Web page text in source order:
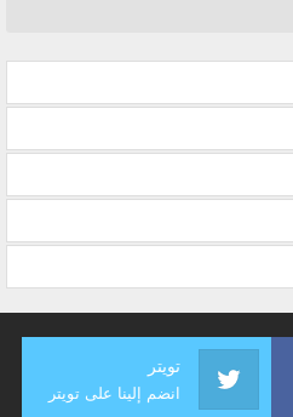
تويتر
انضم إلينا على تويتر